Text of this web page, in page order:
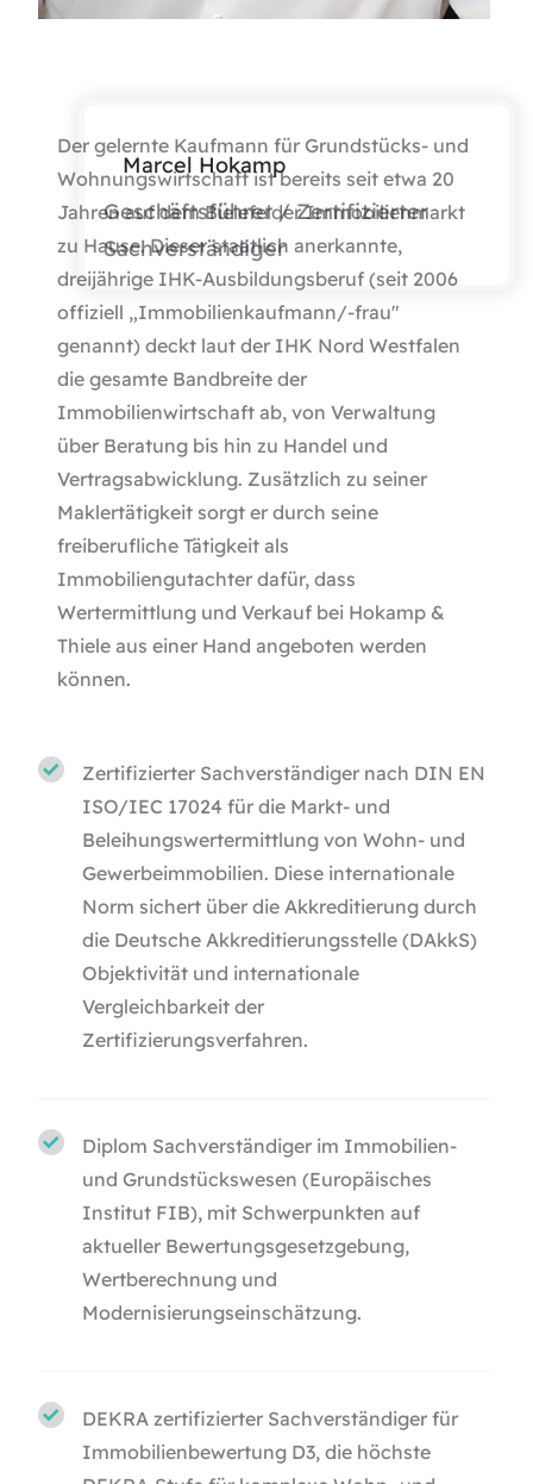
Marcel Hokamp
Geschäftsführer / Zertifizierter
Sachverständiger
Der gelernte Kaufmann für Grundstücks- und
Wohnungswirtschaft ist bereits seit etwa 20
Jahren auf dem Bielefelder Immobilienmarkt
zu Hause. Dieser staatlich anerkannte,
dreijährige IHK-Ausbildungsberuf (seit 2006
offiziell „Immobilienkaufmann/-frau"
genannt) deckt laut der IHK Nord Westfalen
die gesamte Bandbreite der
Immobilienwirtschaft ab, von Verwaltung
über Beratung bis hin zu Handel und
Vertragsabwicklung. Zusätzlich zu seiner
Maklertätigkeit sorgt er durch seine
freiberufliche Tätigkeit als
Immobiliengutachter dafür, dass
Wertermittlung und Verkauf bei Hokamp &
Thiele aus einer Hand angeboten werden
können.
Zertifizierter Sachverständiger nach DIN EN
ISO/IEC 17024 für die Markt- und
Beleihungswertermittlung von Wohn- und
Gewerbeimmobilien. Diese internationale
Norm sichert über die Akkreditierung durch
die Deutsche Akkreditierungsstelle (DAkkS)
Objektivität und internationale
Vergleichbarkeit der
Zertifizierungsverfahren.
Diplom Sachverständiger im Immobilien-
und Grundstückswesen (Europäisches
Institut FIB), mit Schwerpunkten auf
aktueller Bewertungsgesetzgebung,
Wertberechnung und
Modernisierungseinschätzung.
DEKRA zertifizierter Sachverständiger für
Immobilienbewertung D3, die höchste